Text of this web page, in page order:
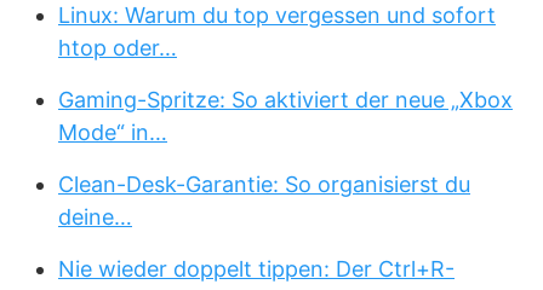
Linux: Warum du top vergessen und sofort
htop oder…
Gaming-Spritze: So aktiviert der neue „Xbox
Mode“ in…
Clean-Desk-Garantie: So organisierst du
deine…
Nie wieder doppelt tippen: Der Ctrl+R-